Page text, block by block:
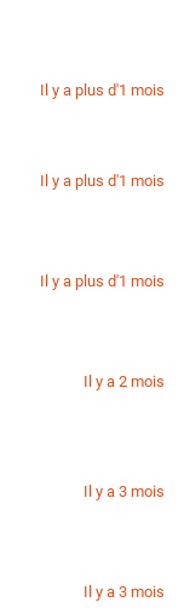
Il y a plus d'1 mois
Il y a plus d'1 mois
Il y a plus d'1 mois
Il y a 2 mois
Il y a 3 mois
Il y a 3 mois